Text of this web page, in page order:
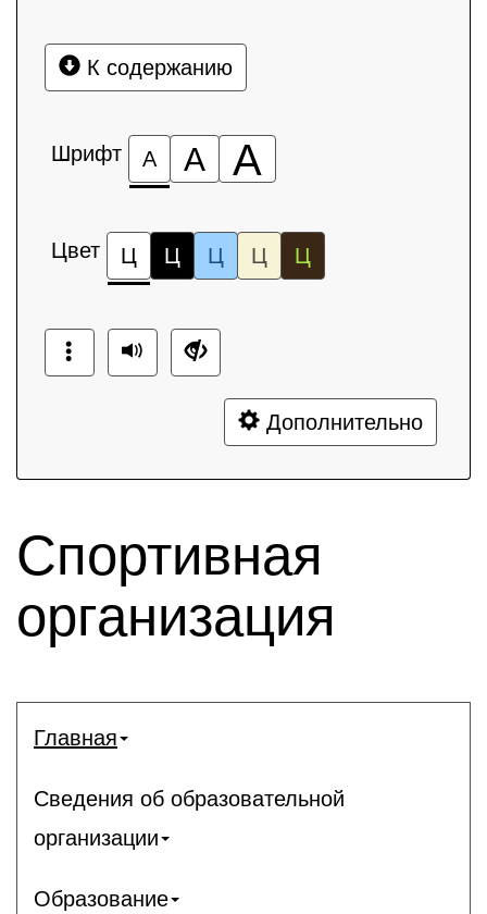
К содержанию
Шрифт А А А
Цвет Ц Ц Ц Ц Ц
Дополнительно
Спортивная
организация
Главная
Сведения об образовательной
организации
Образование